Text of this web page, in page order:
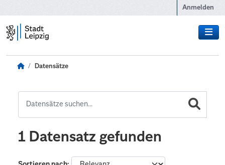
Anmelden
Datensätze
1 Datensatz gefunden